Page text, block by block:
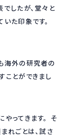
したが、堂々と
た印象です。
海外の研究者の
ことができまし
ってきます。 そ
れごとは、試さ